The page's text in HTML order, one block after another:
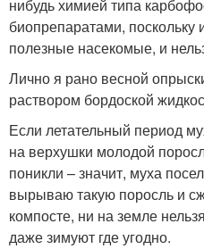
нибудь химией типа
биопрепаратами,
полезные насекомые, и
Лично я рано весной
раствором бордоской
Если летательный период
на верхушки молодой
поникли – значит, муха
вырываю такую поросль и
компосте, ни на земле
даже зимуют где угодно.